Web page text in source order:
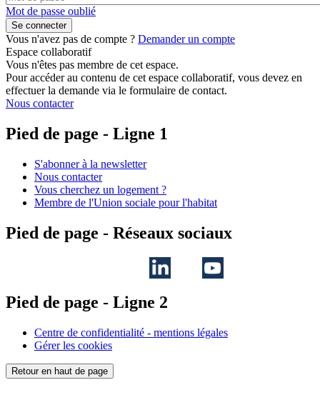
Mot de passe oublié
Vous n'avez pas de compte ? Demander un compte
Espace collaboratif
Vous n'êtes pas membre de cet espace.
Pour accéder au contenu de cet espace collaboratif, vous devez en
effectuer la demande via le formulaire de contact.
Nous contacter
Pied de page - Ligne 1
S'abonner à la newsletter
Nous contacter
Vous cherchez un logement ?
Membre de l'Union sociale pour l'habitat
Pied de page - Réseaux sociaux
Pied de page - Ligne 2
Centre de confidentialité - mentions légales
Gérer les cookies
Retour en haut de page